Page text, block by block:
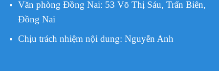
Văn phòng Đồng Nai: 53 Võ Thị Sáu, Trấn Biên,
Đồng Nai
Chịu trách nhiệm nội dung: Nguyễn Anh